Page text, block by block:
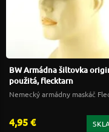
BW Armádna šiltovka
použitá, flecktarn
Nemecký armádny maskáč
4,95 €